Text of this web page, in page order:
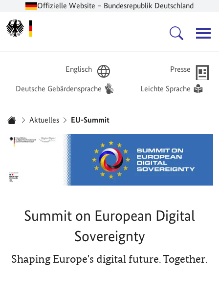
Offizielle Website – Bundesrepublik Deutschland
Englisch Presse
Deutsche Gebärdensprache Leichte Sprache
Aktuelles EU-Summit
Summit on European Digital
Sovereignty
Shaping Europe's digital future. Together.